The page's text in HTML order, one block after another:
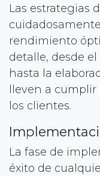
Las estrategias
rendimiento
detalle, desde
hasta la
lleven a
los clientes.
La fase de
éxito de